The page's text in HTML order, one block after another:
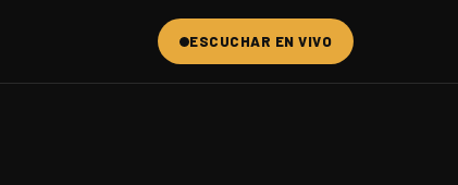
ESCUCHAR EN VIVO